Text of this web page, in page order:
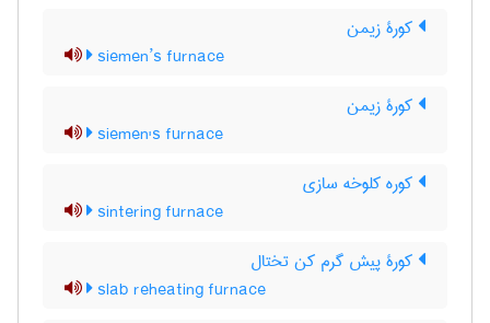
کورۀ زیمن
siemen’s furnace
کورۀ زیمن
siemen's furnace
کوره کلوخه سازی
sintering furnace
کورۀ پیش گرم کن تختال
slab reheating furnace